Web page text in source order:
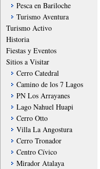
Pesca en Bariloche
Turismo Aventura
Turismo Activo
Historia
Fiestas y Eventos
Sitios a Visitar
Cerro Catedral
Camino de los 7 Lagos
PN Los Arrayanes
Lago Nahuel Huapi
Cerro Otto
Villa La Angostura
Cerro Tronador
Centro Cívico
Mirador Atalaya